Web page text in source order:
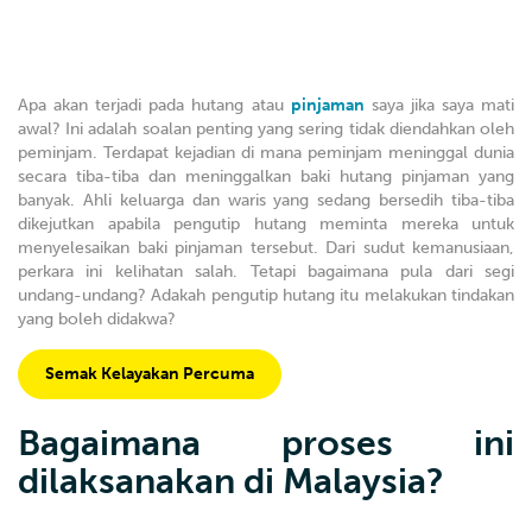
Apa akan terjadi pada hutang atau pinjaman saya jika saya mati
awal? Ini adalah soalan penting yang sering tidak diendahkan oleh
peminjam. Terdapat kejadian di mana peminjam meninggal dunia
secara tiba-tiba dan meninggalkan baki hutang pinjaman yang
banyak. Ahli keluarga dan waris yang sedang bersedih tiba-tiba
dikejutkan apabila pengutip hutang meminta mereka untuk
menyelesaikan baki pinjaman tersebut. Dari sudut kemanusiaan,
perkara ini kelihatan salah. Tetapi bagaimana pula dari segi
undang-undang? Adakah pengutip hutang itu melakukan tindakan
yang boleh didakwa?
Semak Kelayakan Percuma
Bagaimana proses ini
dilaksanakan di Malaysia?